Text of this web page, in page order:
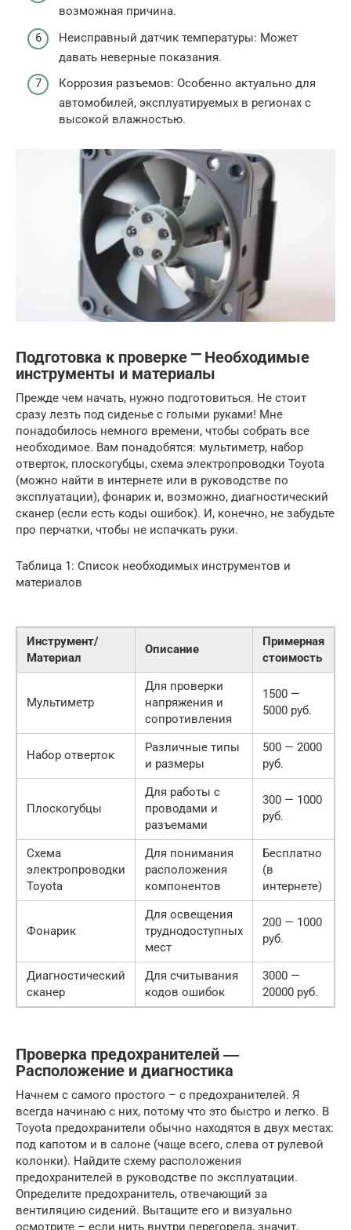
возможная причина.
Неисправный датчик температуры: Может
давать неверные показания.
Коррозия разъемов: Особенно актуально для
автомобилей, эксплуатируемых в регионах с
высокой влажностью.
Подготовка к проверке ⎻ Необходимые
инструменты и материалы
Прежде чем начать, нужно подготовиться. Не стоит
сразу лезть под сиденье с голыми руками! Мне
понадобилось немного времени, чтобы собрать все
необходимое. Вам понадобятся: мультиметр, набор
отверток, плоскогубцы, схема электропроводки Toyota
(можно найти в интернете или в руководстве по
эксплуатации), фонарик и, возможно, диагностический
сканер (если есть коды ошибок). И, конечно, не забудьте
про перчатки, чтобы не испачкать руки.
Таблица 1: Список необходимых инструментов и
материалов
Инструмент/
Материал
Описание
Примерная
стоимость
Мультиметр
Для проверки
напряжения и
сопротивления
1500 —
5000 руб.
Набор отверток
Различные типы
и размеры
500 — 2000
руб.
Плоскогубцы
Для работы с
проводами и
разъемами
300 — 1000
руб.
Схема
электропроводки
Toyota
Для понимания
расположения
компонентов
Бесплатно
(в
интернете)
Фонарик
Для освещения
труднодоступных
мест
200 — 1000
руб.
Диагностический
сканер
Для считывания
кодов ошибок
3000 —
20000 руб.
Проверка предохранителей ―
Расположение и диагностика
Начнем с самого простого – с предохранителей. Я
всегда начинаю с них, потому что это быстро и легко. В
Toyota предохранители обычно находятся в двух местах:
под капотом и в салоне (чаще всего, слева от рулевой
колонки). Найдите схему расположения
предохранителей в руководстве по эксплуатации.
Определите предохранитель, отвечающий за
вентиляцию сидений. Вытащите его и визуально
осмотрите – если нить внутри перегорела, значит,